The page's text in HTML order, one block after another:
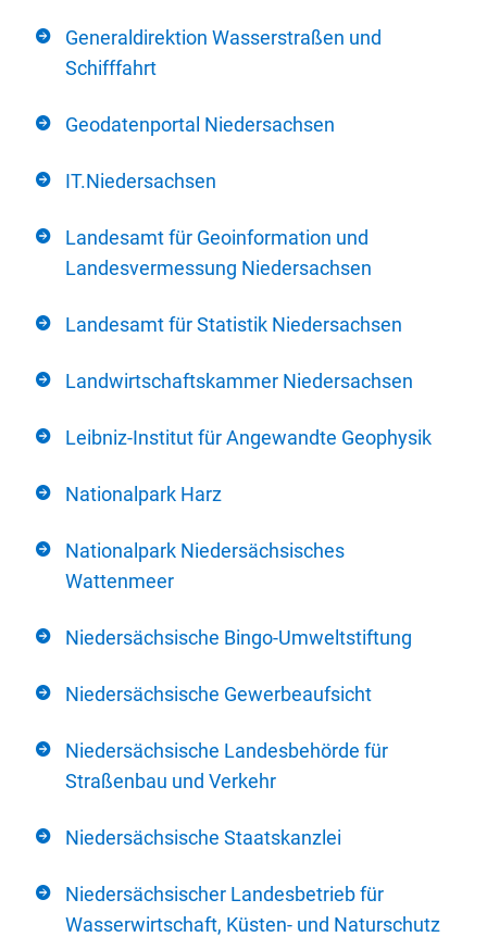
Generaldirektion Wasserstraßen und
Schifffahrt
Geodatenportal Niedersachsen
IT.Niedersachsen
Landesamt für Geoinformation und
Landesvermessung Niedersachsen
Landesamt für Statistik Niedersachsen
Landwirtschaftskammer Niedersachsen
Leibniz-Institut für Angewandte Geophysik
Nationalpark Harz
Nationalpark Niedersächsisches
Wattenmeer
Niedersächsische Bingo-Umweltstiftung
Niedersächsische Gewerbeaufsicht
Niedersächsische Landesbehörde für
Straßenbau und Verkehr
Niedersächsische Staatskanzlei
Niedersächsischer Landesbetrieb für
Wasserwirtschaft, Küsten- und Naturschutz